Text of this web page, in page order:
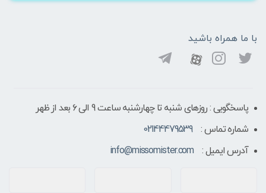
با ما همراه باشید
پاسخگویی : روزهای شنبه تا چهارشنبه ساعت 9 الی ۶ بعد از ظهر
شماره تماس :
02144479539
آدرس ایمیل :
info@missomister.com